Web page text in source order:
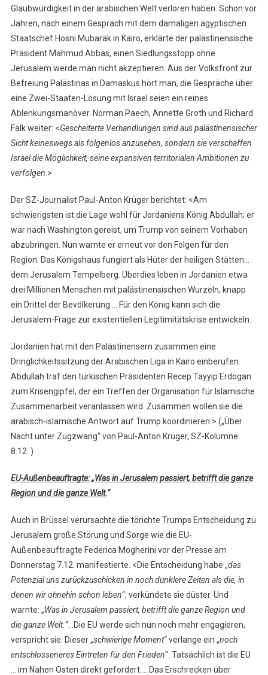
Glaubwürdigkeit in der arabischen Welt verloren haben. Schon vor
Jahren, nach einem Gespräch mit dem damaligen ägyptischen
Staatschef Hosni Mubarak in Kairo, erklärte der palästinensische
Präsident Mahmud Abbas, einen Siedlungsstopp ohne
Jerusalem werde man nicht akzeptieren. Aus der Volksfront zur
Befreiung Palästinas in Damaskus hört man, die Gespräche über
eine Zwei-Staaten-Lösung mit Israel seien ein reines
Ablenkungsmanöver. Norman Paech, Annette Groth und Richard
Falk weiter: <Gescheiterte Verhandlungen sind aus palästinensischer
Sicht keineswegs als folgenlos anzusehen, sondern sie verschaffen
Israel die Möglichkeit, seine expansiven territorialen Ambitionen zu
verfolgen.>
Der SZ-Journalist Paul-Anton Krüger berichtet: <Am
schwierigsten ist die Lage wohl für Jordaniens König Abdullah; er
war nach Washington gereist, um Trump von seinem Vorhaben
abzubringen. Nun warnte er erneut vor den Folgen für den
Region. Das Königshaus fungiert als Hüter der heiligen Stätten…
dem Jerusalem Tempelberg. Überdies leben in Jordanien etwa
drei Millionen Menschen mit palästinensischen Wurzeln, knapp
ein Drittel der Bevölkerung…. Für den König kann sich die
Jerusalem-Frage zur existentiellen Legitimitätskrise entwickeln.
Jordanien hat mit den Palästinensern zusammen eine
Dringlichkeitssitzung der Arabischen Liga in Kairo einberufen.
Abdullah traf den türkischen Präsidenten Recep Tayyip Erdogan
zum Krisengipfel, der ein Treffen der Organisation für Islamische
Zusammenarbeit veranlassen wird. Zusammen wollen sie die
arabisch-islamische Antwort auf Trump koordinieren.> („Über
Nacht unter Zugzwang“ von Paul-Anton Krüger, SZ-Kolumne
8.12. )
EU-Außenbeauftragte: „Was in Jerusalem passiert, betrifft die ganze
Region und die ganze Welt.“
Auch in Brüssel verursachte die törichte Trumps Entscheidung zu
Jerusalem große Störung und Sorge wie die EU-
Außenbeauftragte Federica Mogherini vor der Presse am
Donnerstag 7.12. manifestierte. <Die Entscheidung habe „das
Potenzial uns zurückzuschicken in noch dunklere Zeiten als die, in
denen wir ohnehin schon leben“, verkündete sie düster. Und
warnte: „Was in Jerusalem passiert, betrifft die ganze Region und
die ganze Welt.“…Die EU werde sich nun noch mehr engagieren,
verspricht sie. Dieser „schwierige Moment“ verlange ein „noch
entschlosseneres Eintreten für den Frieden“. Tatsächlich ist die EU
… im Nahen Osten direkt gefordert…. Das Erschrecken über